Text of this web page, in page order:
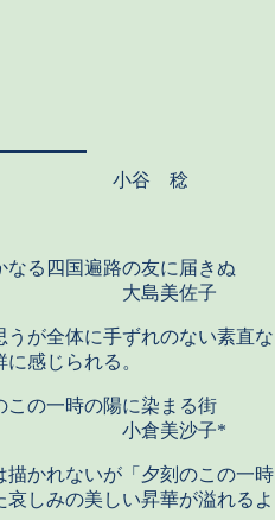
歌後記 小谷 稔
なる四国遍路の友に届きぬ
佐子
が全体に手ずれのない素直な
感じられる。
この一時の陽に染まる街
沙子*
かれないが「夕刻のこの一時
しみの美しい昇華が溢れるよ